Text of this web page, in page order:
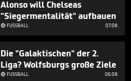
Alonso will Chelseas
"Siegermentalität" aufbauen
FUSSBALL 07.08.
Die "Galaktischen" der 2.
Liga? Wolfsburgs große Ziele
FUSSBALL 06.08.